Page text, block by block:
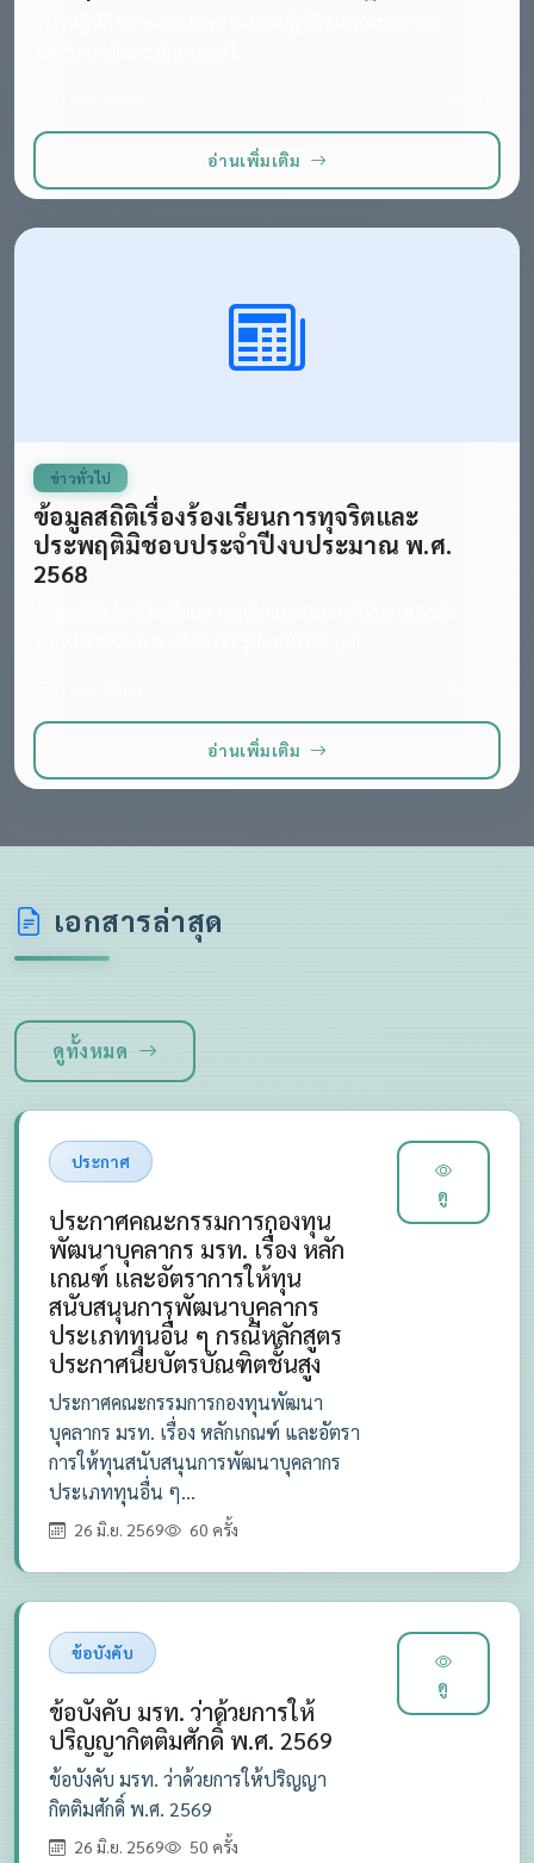
อ่านเพิ่มเติม
ข่าวทั่วไป
ข้อมูลสถิติเรื่องร้องเรียนการทุจริตและ
ประพฤติมิชอบประจำปีงบประมาณ พ.ศ.
2568
อ่านเพิ่มเติม
เอกสารล่าสุด
ดูทั้งหมด
ประกาศ
ประกาศคณะกรรมการกองทุน
พัฒนาบุคลากร มรท. เรื่อง หลัก
เกณฑ์ และอัตราการให้ทุน
สนับสนุนการพัฒนาบุคลากร
ประเภททุนอื่น ๆ กรณีหลักสูตร
ประกาศนียบัตรบัณฑิตชั้นสูง
ประกาศคณะกรรมการกองทุนพัฒนา
บุคลากร มรท. เรื่อง หลักเกณฑ์ และอัตรา
การให้ทุนสนับสนุนการพัฒนาบุคลากร
ประเภททุนอื่น ๆ...
26 มิ.ย. 2569 60 ครั้ง
ดู
ข้อบังคับ
ข้อบังคับ มรท. ว่าด้วยการให้
ปริญญากิตติมศักดิ์ พ.ศ. 2569
ข้อบังคับ มรท. ว่าด้วยการให้ปริญญา
กิตติมศักดิ์ พ.ศ. 2569
26 มิ.ย. 2569 50 ครั้ง
ดู